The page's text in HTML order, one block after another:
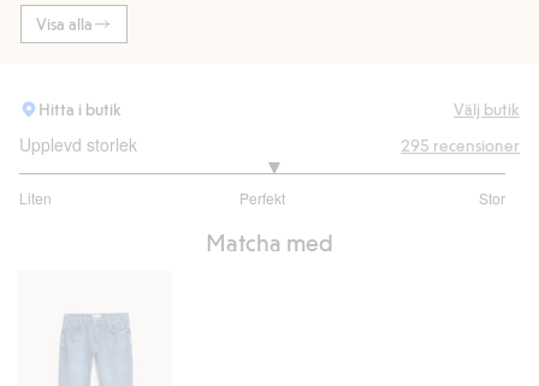
Visa alla
Hitta i butik Välj butik
Upplevd storlek
Liten Perfekt Stor
utav
295 recensioner
Matcha med